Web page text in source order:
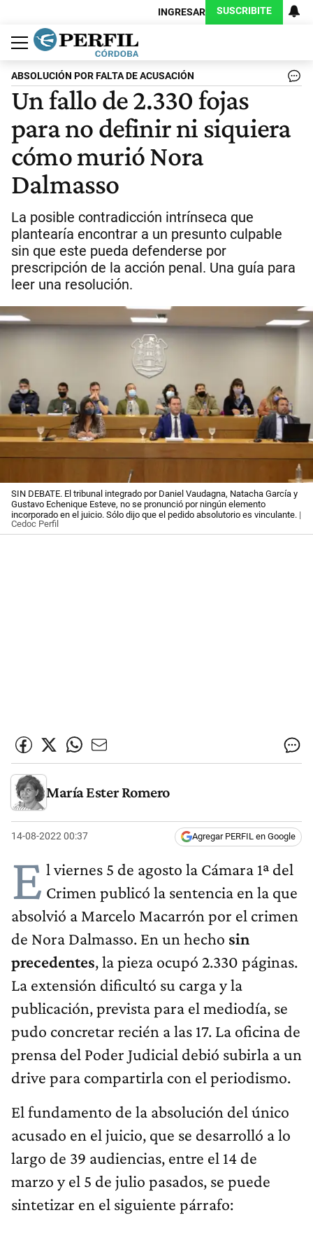
INGRESAR SUSCRIBITE
Política
Economía
Judiciales
Sociedad
Cultura
Espectáculos
Deportes
Protagonistas
ABSOLUCIÓN POR FALTA DE ACUSACIÓN
Un fallo de 2.330 fojas
para no definir ni siquiera
cómo murió Nora
Dalmasso
La posible contradicción intrínseca que
plantearía encontrar a un presunto culpable
sin que este pueda defenderse por
prescripción de la acción penal. Una guía para
leer una resolución.
SIN DEBATE. El tribunal integrado por Daniel Vaudagna, Natacha García y
Gustavo Echenique Esteve, no se pronunció por ningún elemento
incorporado en el juicio. Sólo dijo que el pedido absolutorio es vinculante. |
Cedoc Perfil
María Ester Romero
14-08-2022 00:37 Agregar PERFIL en Google
E l viernes 5 de agosto la Cámara 1ª del
Crimen publicó la sentencia en la que
absolvió a Marcelo Macarrón por el crimen
de Nora Dalmasso. En un hecho sin
precedentes, la pieza ocupó 2.330 páginas.
La extensión dificultó su carga y la
publicación, prevista para el mediodía, se
pudo concretar recién a las 17. La oficina de
prensa del Poder Judicial debió subirla a un
drive para compartirla con el periodismo.
El fundamento de la absolución del único
acusado en el juicio, que se desarrolló a lo
largo de 39 audiencias, entre el 14 de
marzo y el 5 de julio pasados, se puede
sintetizar en el siguiente párrafo: